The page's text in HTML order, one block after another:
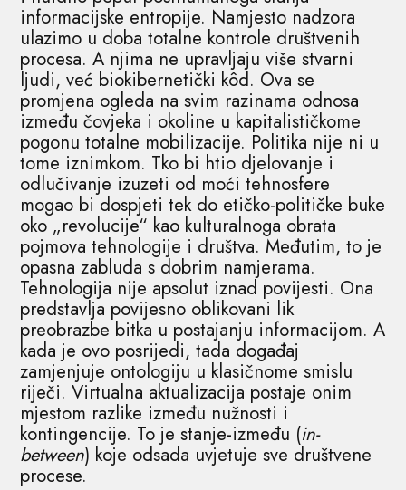
informacijske entropije. Namjesto nadzora
ulazimo u doba totalne kontrole društvenih
procesa. A njima ne upravljaju više stvarni
ljudi, već biokibernetički kôd. Ova se
promjena ogleda na svim razinama odnosa
između čovjeka i okoline u kapitalističkome
pogonu totalne mobilizacije. Politika nije ni u
tome iznimkom. Tko bi htio djelovanje i
odlučivanje izuzeti od moći tehnosfere
mogao bi dospjeti tek do etičko-političke buke
oko „revolucije“ kao kulturalnoga obrata
pojmova tehnologije i društva. Međutim, to je
opasna zabluda s dobrim namjerama.
Tehnologija nije apsolut iznad povijesti. Ona
predstavlja povijesno oblikovani lik
preobrazbe bitka u postajanju informacijom. A
kada je ovo posrijedi, tada događaj
zamjenjuje ontologiju u klasičnome smislu
riječi. Virtualna aktualizacija postaje onim
mjestom razlike između nužnosti i
kontingencije. To je stanje-između (in-
between) koje odsada uvjetuje sve društvene
procese.